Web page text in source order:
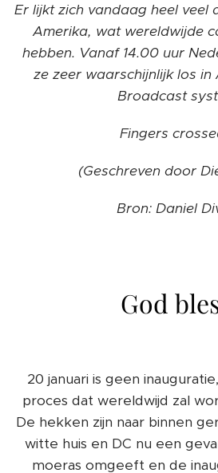
Er lijkt zich vandaag heel veel
Amerika, wat wereldwijde
hebben. Vanaf 14.00 uur
ze zeer waarschijnlijk los in
Broadcast
Fingers
(Geschreven door
Bron: Daniel
God
20 januari is geen
proces dat wereldwijd zal
De hekken zijn naar binnen
witte huis en DC nu een
moeras omgeeft en de